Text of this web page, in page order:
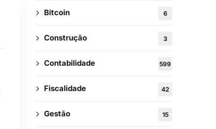
Bitcoin 6
Construção 3
Contabilidade 599
Fiscalidade 42
Gestão 15